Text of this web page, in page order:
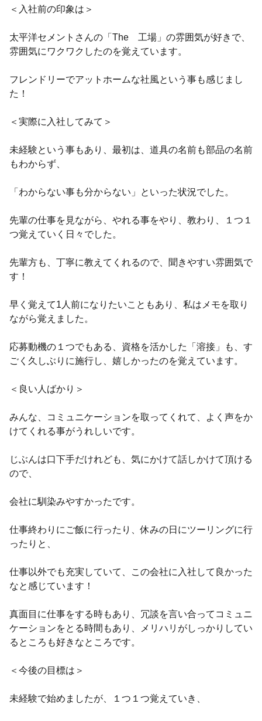
＜入社前の印象は＞
太平洋セメントさんの「The 工場」の雰囲気が好きで、
雰囲気にワクワクしたのを覚えています。
フレンドリーでアットホームな社風という事も感じまし
た！
＜実際に入社してみて＞
未経験という事もあり、最初は、道具の名前も部品の名前
もわからず、
「わからない事も分からない」といった状況でした。
先輩の仕事を見ながら、やれる事をやり、教わり、１つ１
つ覚えていく日々でした。
先輩方も、丁寧に教えてくれるので、聞きやすい雰囲気で
す！
早く覚えて1人前になりたいこともあり、私はメモを取り
ながら覚えました。
応募動機の１つでもある、資格を活かした「溶接」も、す
ごく久しぶりに施行し、嬉しかったのを覚えています。
＜良い人ばかり＞
みんな、コミュニケーションを取ってくれて、よく声をか
けてくれる事がうれしいです。
じぶんは口下手だけれども、気にかけて話しかけて頂ける
ので、
会社に馴染みやすかったです。
仕事終わりにご飯に行ったり、休みの日にツーリングに行
ったりと、
仕事以外でも充実していて、この会社に入社して良かった
なと感じています！
真面目に仕事をする時もあり、冗談を言い合ってコミュニ
ケーションをとる時間もあり、メリハリがしっかりしてい
るところも好きなところです。
＜今後の目標は＞
未経験で始めましたが、１つ１つ覚えていき、